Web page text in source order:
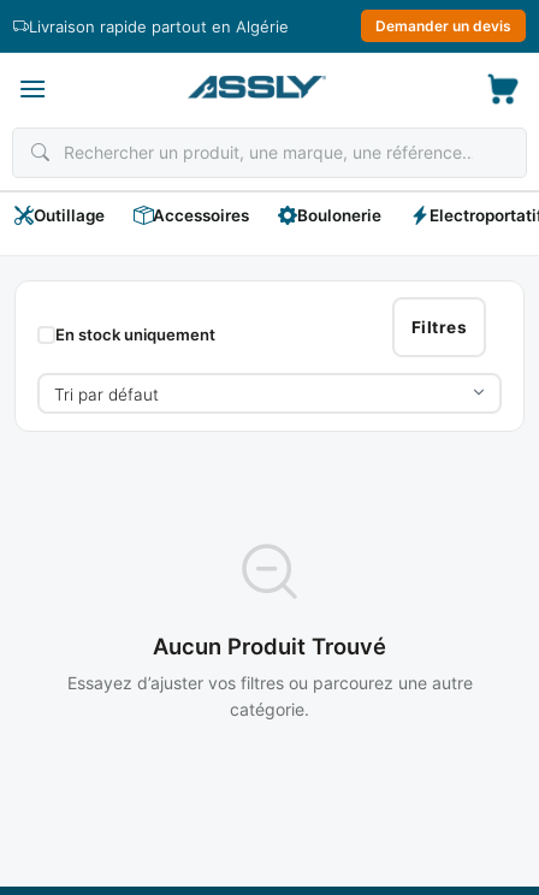
Livraison rapide partout en Algérie Demander un devis
Outillage Accessoires Boulonerie
LEO
Filtres
En stock uniquement
Aucun Produit Trouvé
Essayez d’ajuster vos filtres ou parcourez une autre
catégorie.